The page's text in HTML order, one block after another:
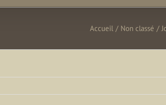
Accueil / Non classé /